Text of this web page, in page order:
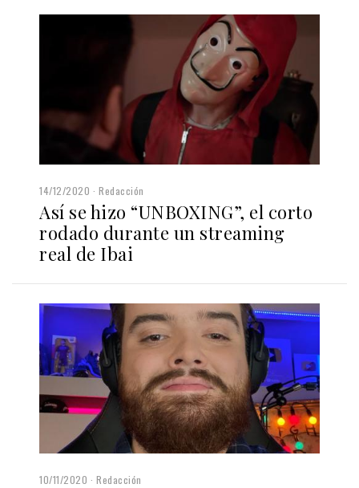
14/12/2020 Redacción
Así se hizo “UNBOXING”, el corto
rodado durante un streaming
real de Ibai
10/11/2020 Redacción